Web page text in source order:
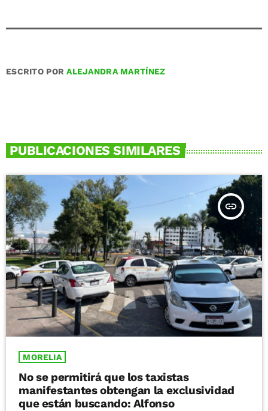
ESCRITO PORALEJANDRA MARTÍNEZ
PUBLICACIONES SIMILARES
insert_link
MORELIA
No se permitirá que los taxistas
manifestantes obtengan la exclusividad
que están buscando: Alfonso